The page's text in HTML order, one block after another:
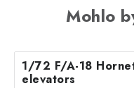
Mohlo
1/72 F/A-18
elevators